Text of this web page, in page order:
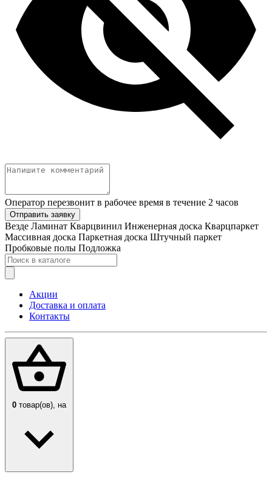
Оператор перезвонит в рабочее время в течение 2 часов
Отправить заявку
Везде Ламинат Кварцвинил Инженерная доска Кварцпаркет
Массивная доска Паркетная доска Штучный паркет
Пробковые полы Подложка
Акции
Доставка и оплата
Контакты
0 товар(ов), на